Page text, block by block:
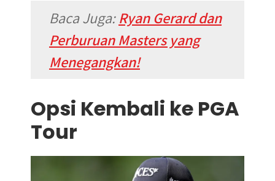
Baca Juga:Ryan Gerard dan
Perburuan Masters yang
Menegangkan!
Opsi Kembali ke PGA
Tour